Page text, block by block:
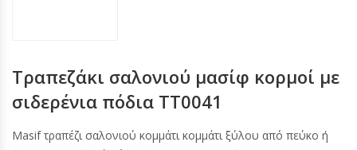
Τραπεζάκι σαλονιού μασίφ κορμοί με
σιδερένια πόδια TT0041
Masif τραπέζι σαλονιού κομμάτι κομμάτι ξύλου από πεύκο ή